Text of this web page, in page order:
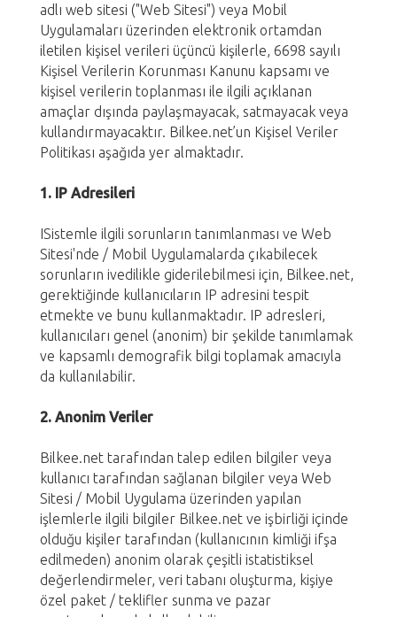
adlı web sitesi ("Web Sitesi") veya Mobil
Uygulamaları üzerinden elektronik ortamdan
iletilen kişisel verileri üçüncü kişilerle, 6698 sayılı
Kişisel Verilerin Korunması Kanunu kapsamı ve
kişisel verilerin toplanması ile ilgili açıklanan
amaçlar dışında paylaşmayacak, satmayacak veya
kullandırmayacaktır. Bilkee.net’un Kişisel Veriler
Politikası aşağıda yer almaktadır.
1. IP Adresileri
ISistemle ilgili sorunların tanımlanması ve Web
Sitesi'nde / Mobil Uygulamalarda çıkabilecek
sorunların ivedilikle giderilebilmesi için, Bilkee.net,
gerektiğinde kullanıcıların IP adresini tespit
etmekte ve bunu kullanmaktadır. IP adresleri,
kullanıcıları genel (anonim) bir şekilde tanımlamak
ve kapsamlı demografik bilgi toplamak amacıyla
da kullanılabilir.
2. Anonim Veriler
Bilkee.net tarafından talep edilen bilgiler veya
kullanıcı tarafından sağlanan bilgiler veya Web
Sitesi / Mobil Uygulama üzerinden yapılan
işlemlerle ilgili bilgiler Bilkee.net ve işbirliği içinde
olduğu kişiler tarafından (kullanıcının kimliği ifşa
edilmeden) anonim olarak çeşitli istatistiksel
değerlendirmeler, veri tabanı oluşturma, kişiye
özel paket / teklifler sunma ve pazar